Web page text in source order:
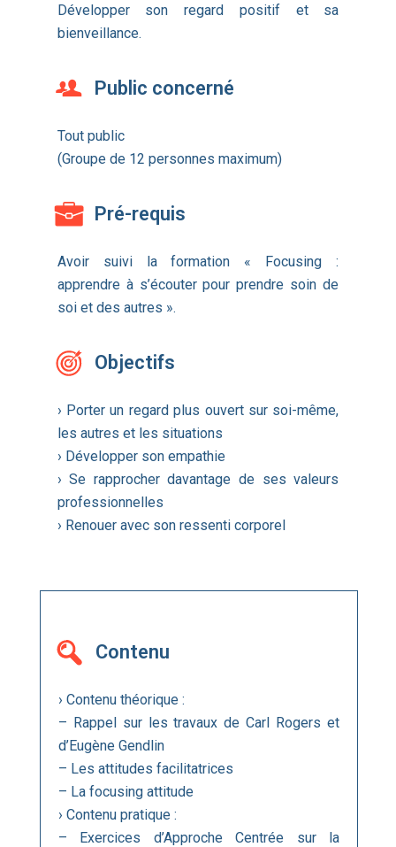
Développer son regard positif et sa
bienveillance.
Public concerné
Tout public
(Groupe de 12 personnes maximum)
Pré-requis
Avoir suivi la formation « Focusing :
apprendre à s’écouter pour prendre soin de
soi et des autres ».
Objectifs
› Porter un regard plus ouvert sur soi-même,
les autres et les situations
› Développer son empathie
› Se rapprocher davantage de ses valeurs
professionnelles
› Renouer avec son ressenti corporel
Contenu
› Contenu théorique :
– Rappel sur les travaux de Carl Rogers et
d’Eugène Gendlin
– Les attitudes facilitatrices
– La focusing attitude
› Contenu pratique :
– Exercices d’Approche Centrée sur la